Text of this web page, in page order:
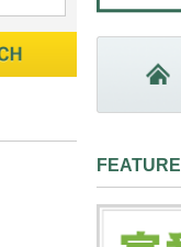
FEATURE